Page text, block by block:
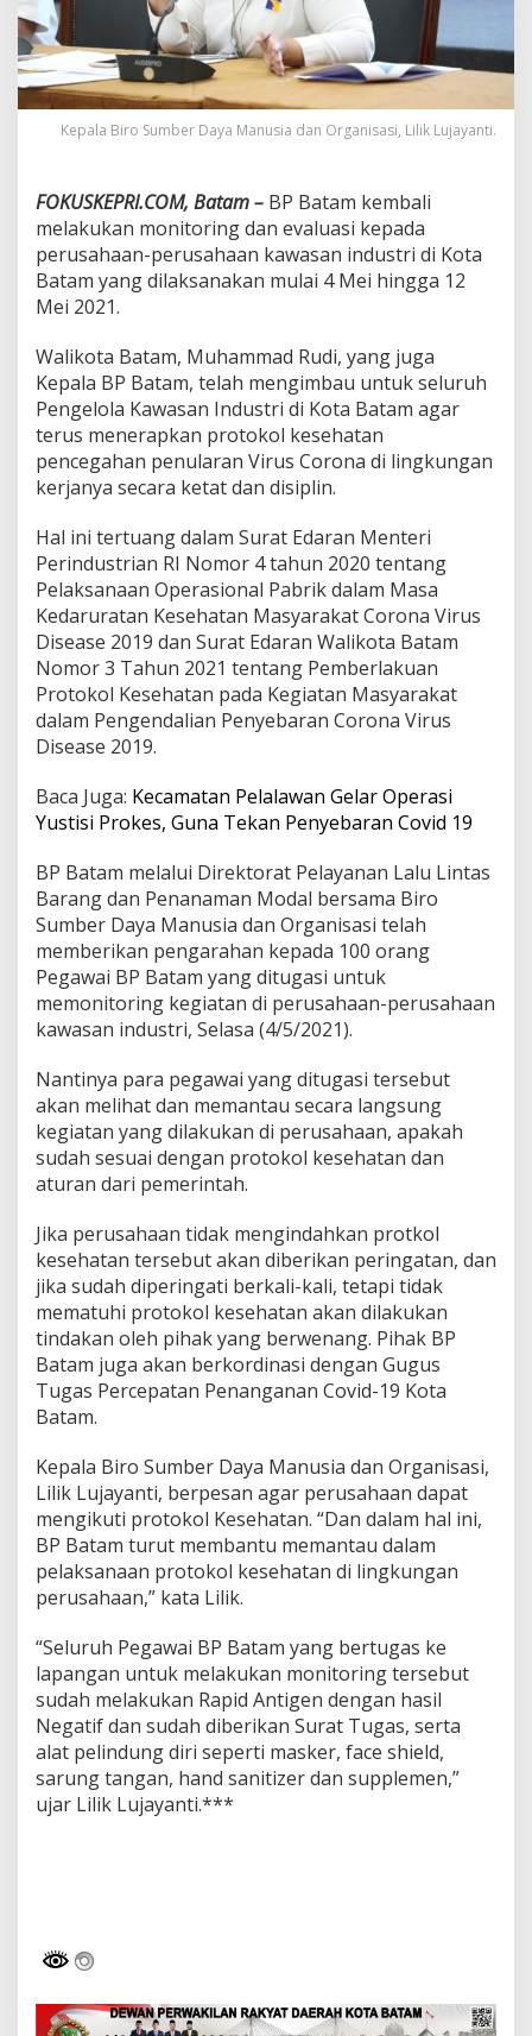
i
n
y
a
B
a
u
A
w
s
r
o
o
k
o
l
e
s
e
h
a
t
a
n
d
i
a
s
n
I
n
d
u
s
t
r
i
Kepala Biro Sumber Daya Manusia dan Organisasi, Lilik Lujayanti.
FOKUSKEPRI.COM, Batam – BP Batam kembali
melakukan monitoring dan evaluasi kepada
perusahaan-perusahaan kawasan industri di Kota
Batam yang dilaksanakan mulai 4 Mei hingga 12
Mei 2021.
Walikota Batam, Muhammad Rudi, yang juga
Kepala BP Batam, telah mengimbau untuk seluruh
Pengelola Kawasan Industri di Kota Batam agar
terus menerapkan protokol kesehatan
pencegahan penularan Virus Corona di lingkungan
kerjanya secara ketat dan disiplin.
Hal ini tertuang dalam Surat Edaran Menteri
Perindustrian RI Nomor 4 tahun 2020 tentang
Pelaksanaan Operasional Pabrik dalam Masa
Kedaruratan Kesehatan Masyarakat Corona Virus
Disease 2019 dan Surat Edaran Walikota Batam
Nomor 3 Tahun 2021 tentang Pemberlakuan
Protokol Kesehatan pada Kegiatan Masyarakat
dalam Pengendalian Penyebaran Corona Virus
Disease 2019.
Baca Juga: Kecamatan Pelalawan Gelar Operasi
Yustisi Prokes, Guna Tekan Penyebaran Covid 19
BP Batam melalui Direktorat Pelayanan Lalu Lintas
Barang dan Penanaman Modal bersama Biro
Sumber Daya Manusia dan Organisasi telah
memberikan pengarahan kepada 100 orang
Pegawai BP Batam yang ditugasi untuk
memonitoring kegiatan di perusahaan-perusahaan
kawasan industri, Selasa (4/5/2021).
Nantinya para pegawai yang ditugasi tersebut
akan melihat dan memantau secara langsung
kegiatan yang dilakukan di perusahaan, apakah
sudah sesuai dengan protokol kesehatan dan
aturan dari pemerintah.
Jika perusahaan tidak mengindahkan protkol
kesehatan tersebut akan diberikan peringatan, dan
jika sudah diperingati berkali-kali, tetapi tidak
mematuhi protokol kesehatan akan dilakukan
tindakan oleh pihak yang berwenang. Pihak BP
Batam juga akan berkordinasi dengan Gugus
Tugas Percepatan Penanganan Covid-19 Kota
Batam.
Kepala Biro Sumber Daya Manusia dan Organisasi,
Lilik Lujayanti, berpesan agar perusahaan dapat
mengikuti protokol Kesehatan. “Dan dalam hal ini,
BP Batam turut membantu memantau dalam
pelaksanaan protokol kesehatan di lingkungan
perusahaan,” kata Lilik.
“Seluruh Pegawai BP Batam yang bertugas ke
lapangan untuk melakukan monitoring tersebut
sudah melakukan Rapid Antigen dengan hasil
Negatif dan sudah diberikan Surat Tugas, serta
alat pelindung diri seperti masker, face shield,
sarung tangan, hand sanitizer dan supplemen,”
ujar Lilik Lujayanti.***